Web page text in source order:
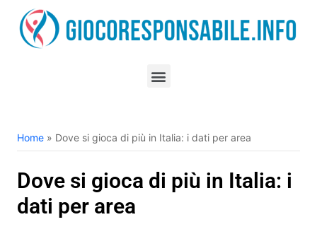
Home » Dove si gioca di più in Italia: i dati per area
Dove si gioca di più in Italia: i
dati per area